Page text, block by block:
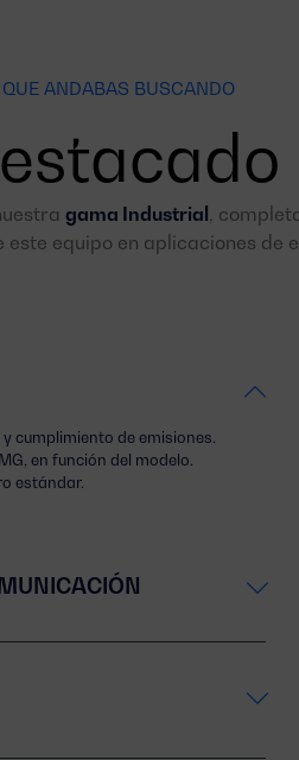
ANDABAS BUSCANDO
gama Industrial ,
equipo en aplicaciones de
cumplimiento de emisiones.
en función del modelo.
estándar.